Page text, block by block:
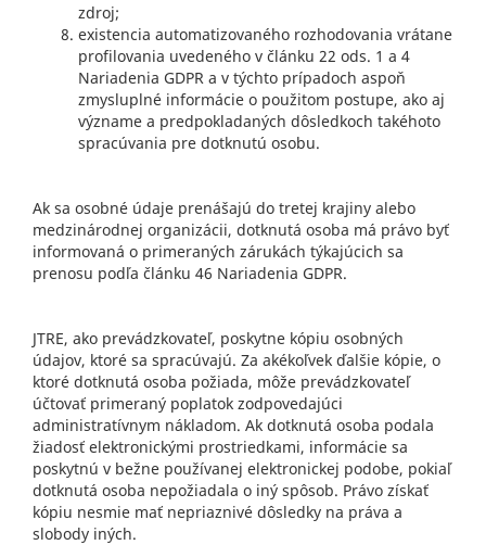
zdroj;
existencia automatizovaného rozhodovania vrátane
profilovania uvedeného v článku 22 ods. 1 a 4
Nariadenia GDPR a v týchto prípadoch aspoň
zmysluplné informácie o použitom postupe, ako aj
význame a predpokladaných dôsledkoch takéhoto
spracúvania pre dotknutú osobu.
Ak sa osobné údaje prenášajú do tretej krajiny alebo
medzinárodnej organizácii, dotknutá osoba má právo byť
informovaná o primeraných zárukách týkajúcich sa
prenosu podľa článku 46 Nariadenia GDPR.
JTRE, ako prevádzkovateľ, poskytne kópiu osobných
údajov, ktoré sa spracúvajú. Za akékoľvek ďalšie kópie, o
ktoré dotknutá osoba požiada, môže prevádzkovateľ
účtovať primeraný poplatok zodpovedajúci
administratívnym nákladom. Ak dotknutá osoba podala
žiadosť elektronickými prostriedkami, informácie sa
poskytnú v bežne používanej elektronickej podobe, pokiaľ
dotknutá osoba nepožiadala o iný spôsob. Právo získať
kópiu nesmie mať nepriaznivé dôsledky na práva a
slobody iných.